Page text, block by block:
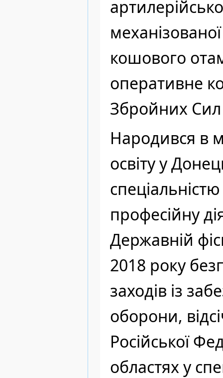
кошового
оперативне
Збройних Сил
Народився в
освіту у
професійну
Державній
2018 року
заходів із
оборони,
Російської
областях у